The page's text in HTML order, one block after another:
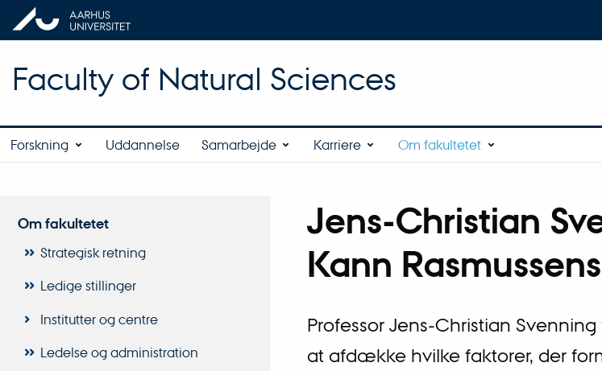
Faculty of Natural Sciences
Forskning Uddannelse Samarbejde Karriere Om fakultetet
Om fakultetet
Strategisk retning
Ledige stillinger
Institutter og centre
Ledelse og administration
Jens-Christian
Kann
Professor Jens-Christian
at afdække hvilke faktorer, der